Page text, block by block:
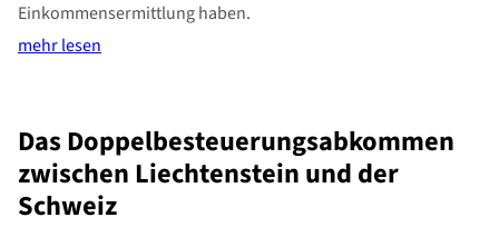
Einkommensermittlung haben.
mehr lesen
Das Doppelbesteuerungsabkommen
zwischen Liechtenstein und der
Schweiz